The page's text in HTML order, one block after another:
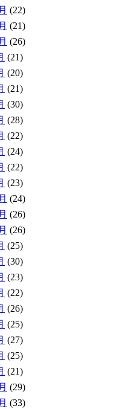
(22)
(21)
(26)
(21)
(20)
(21)
(30)
(28)
(22)
(24)
(22)
(23)
(24)
(26)
(26)
(25)
(30)
(23)
(22)
(26)
(25)
(27)
(25)
(21)
(29)
(33)